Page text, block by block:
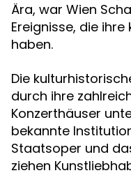
Ära, war Wien
Ereignisse, die
haben.
Die
durch ihre
Konzerthäuser
bekannte
Staatsoper und
ziehen